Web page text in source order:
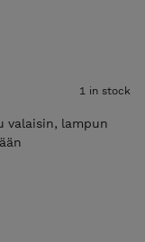
1 in stock
valaisin, lampun